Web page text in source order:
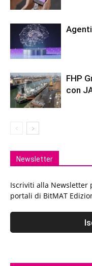
FHP
con
Newsletter
Iscriviti alla Newsletter
portali di BitMAT